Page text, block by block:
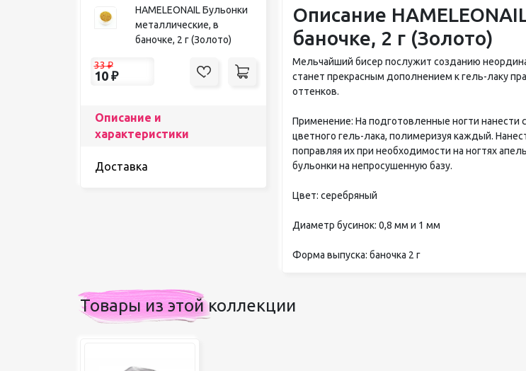
HAMELEONAIL Бульонки
металлические, в
баночке, 2 г (Золото)
33₽
10 ₽
Описание и
характеристики
Доставка
Описание
баночке, 2 г (Золото)
Мельчайший бисер послужит созданию
станет прекрасным дополнением к гель-лаку
оттенков.
Применение: На подготовленные ногти нанести
цветного гель-лака, полимеризуя каждый.
поправляя их при необходимости на ногтях
бульонки на непросушенную базу.
Цвет: серебряный
Диаметр бусинок: 0,8 мм и 1 мм
Форма выпуска: баночка 2 г
Товары из этой коллекции